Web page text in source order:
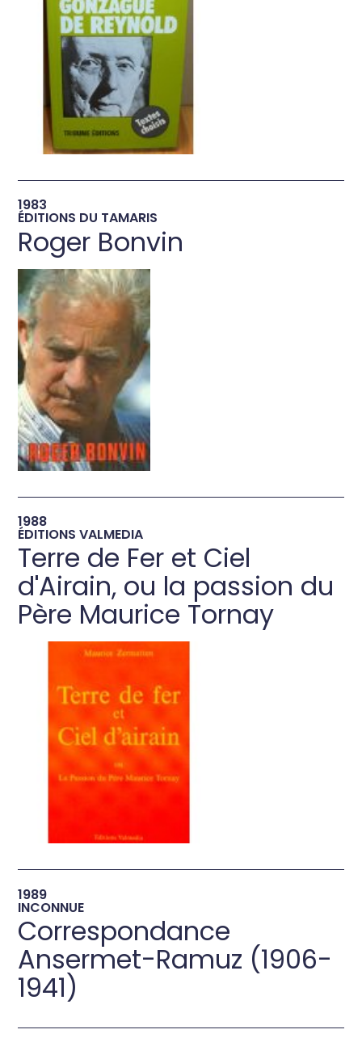
→
1983
ÉDITIONS DU TAMARIS
Roger Bonvin
→
1988
ÉDITIONS VALMEDIA
Terre de Fer et Ciel
d'Airain, ou la passion du
Père Maurice Tornay
→
1989
INCONNUE
Correspondance
Ansermet-Ramuz (1906-
1941)
→